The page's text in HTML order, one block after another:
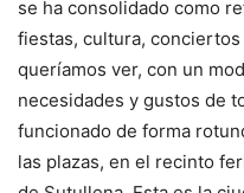
se ha consolidado como
fiestas, cultura, conciertos
queríamos ver, con un
necesidades y gustos de
funcionado de forma
las plazas, en el recinto